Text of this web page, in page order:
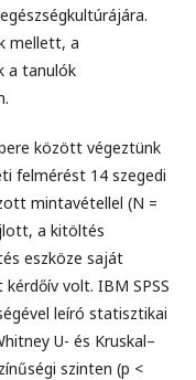
mellett, a
a tanulók
között végeztünk
felmérést 14 szegedi
mintavétellel (N =
a kitöltés
eszköze saját
volt. IBM SPSS
leíró statisztikai
U- és Kruskal–
szinten (p <